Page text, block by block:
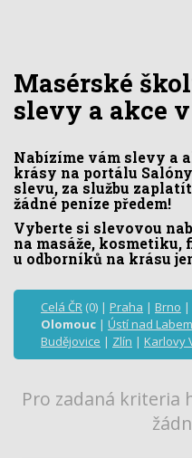
Masérské
slevy a akce
Nabízíme vám slevy a
krásy na portálu
slevu, za službu
žádné peníze předem!
Vyberte si slevovou
na masáže,
u odborníků na krásu
Celá ČR (0) | Praha | Brno |
Olomouc | Ústí nad Labem
Budějovice | Zlín | Karlovy
Pro zadaná kriteria